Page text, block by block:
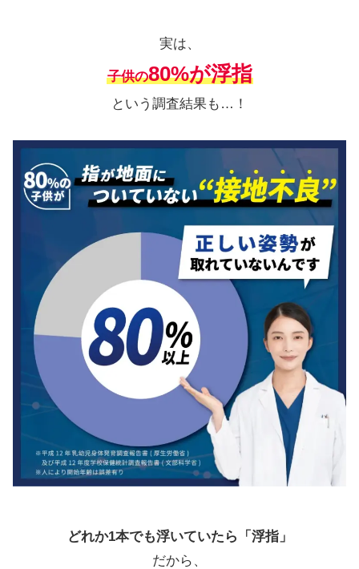
実は、
子供の80%が浮指
という調査結果も…！
どれか1本でも浮いていたら「浮指」
だから、